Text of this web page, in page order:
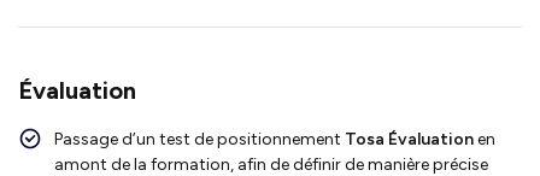
Évaluation
Passage d’un test de positionnement Tosa Évaluationen
amont de la formation, afin de définir de manière précise